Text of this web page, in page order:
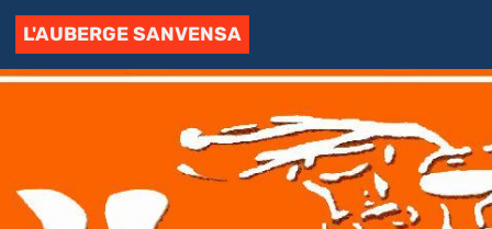
L'AUBERGE SANVENSA